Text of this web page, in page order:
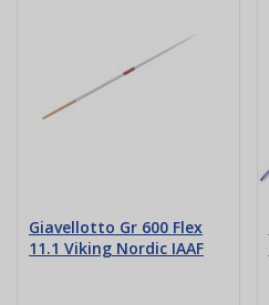
Giavellotto Gr 600 Flex
11.1 Viking Nordic IAAF